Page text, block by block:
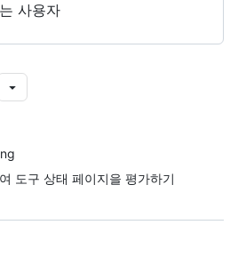
사용자
도구 상태 페이지을 평가하기